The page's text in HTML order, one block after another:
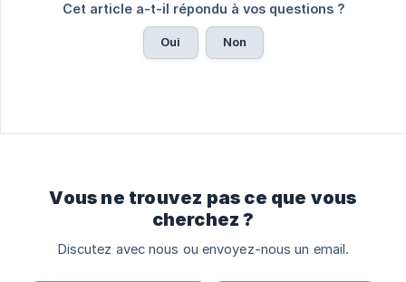
Cet article a-t-il répondu à vos questions ?
Oui Non
Vous ne trouvez pas ce que vous
cherchez ?
Discutez avec nous ou envoyez-nous un email.